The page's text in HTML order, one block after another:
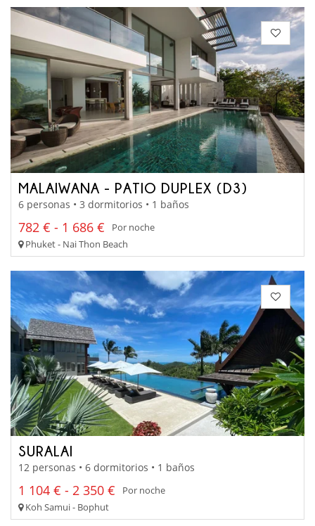
MALAIWANA - PATIO DUPLEX (D3)
6 personas • 3 dormitorios • 1 baños
782 € - 1 686 €
Por noche
Phuket - Nai Thon Beach
SURALAI
12 personas • 6 dormitorios • 1 baños
1 104 € - 2 350 €
Por noche
Koh Samui - Bophut